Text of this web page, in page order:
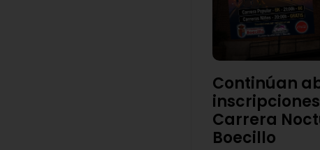
Continúan
Carrera
Boecillo